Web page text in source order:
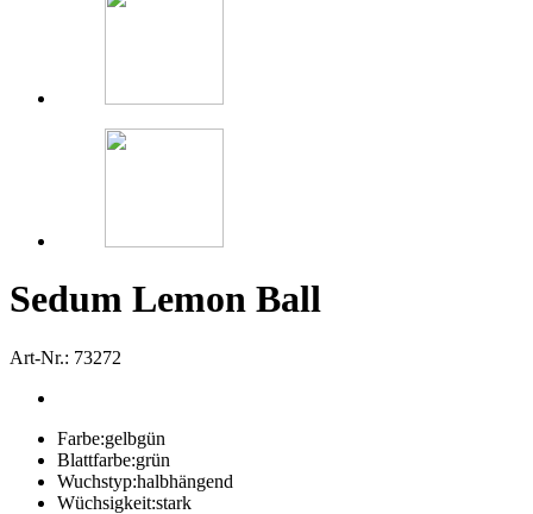
Sedum Lemon Ball
Art-Nr.: 73272
Farbe:gelbgün
Blattfarbe:grün
Wuchstyp:halbhängend
Wüchsigkeit:stark